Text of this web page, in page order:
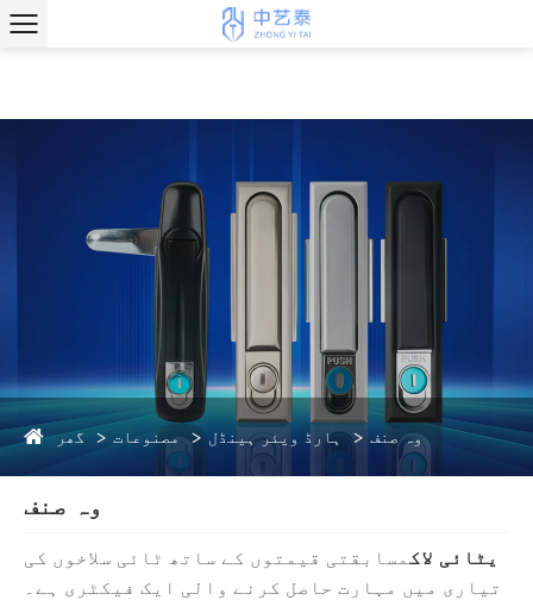
گھر مصنوعات ہارڈ ویئر ہینڈل وہ صنف
وہ صنف
یٹائی لاکمسابقتی قیمتوں کے ساتھ ٹائی سلاخوں کی
تیاری میں مہارت حاصل کرنے والی ایک فیکٹری ہے۔